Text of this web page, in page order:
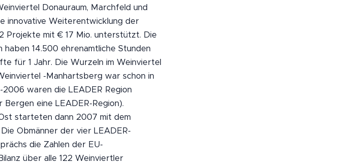
Donauraum, Marchfeld und
innovative Weiterentwicklung der
Projekte mit € 17 Mio. unterstützt. Die
14.500 ehrenamtliche Stunden
für 1 Jahr. Die Wurzeln im Weinviertel
-Manhartsberg war schon in
waren die LEADER Region
eine LEADER-Region).
starteten dann 2007 mit dem
Obmänner der vier LEADER-
die Zahlen der EU-
über alle 122 Weinviertler